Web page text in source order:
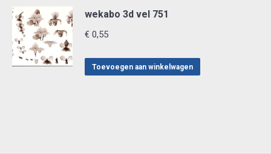
wekabo 3d vel 751
€ 0,55
Toevoegen aan winkelwagen